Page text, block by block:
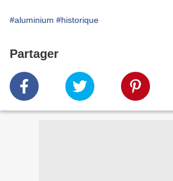
#aluminium #historique
Partager